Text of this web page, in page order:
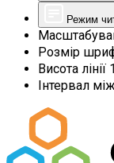
Режим
Розмір
Висота лінії
Інтервал